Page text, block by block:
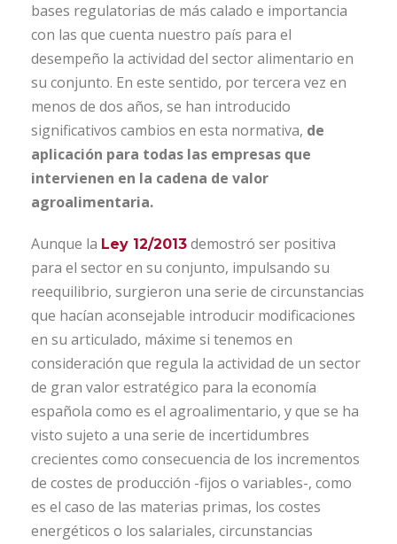
bases regulatorias de más calado e importancia
con las que cuenta nuestro país para el
desempeño la actividad del sector alimentario en
su conjunto. En este sentido, por tercera vez en
menos de dos años, se han introducido
significativos cambios en esta normativa, de
aplicación para todas las empresas que
intervienen en la cadena de valor
agroalimentaria.
Aunque la Ley 12/2013 demostró ser positiva
para el sector en su conjunto, impulsando su
reequilibrio, surgieron una serie de circunstancias
que hacían aconsejable introducir modificaciones
en su articulado, máxime si tenemos en
consideración que regula la actividad de un sector
de gran valor estratégico para la economía
española como es el agroalimentario, y que se ha
visto sujeto a una serie de incertidumbres
crecientes como consecuencia de los incrementos
de costes de producción -fijos o variables-, como
es el caso de las materias primas, los costes
energéticos o los salariales, circunstancias